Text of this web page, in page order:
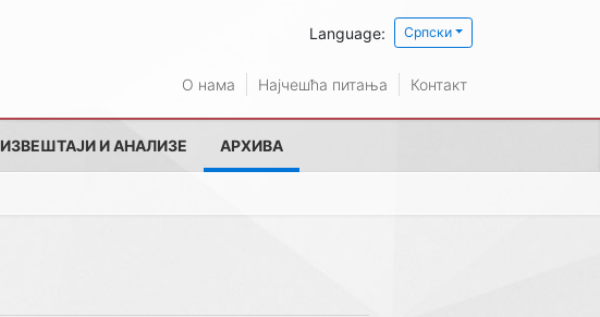
Language: Српски
О нама Најчешћа питања Контакт
ИЗВЕШТАЈИ И АНАЛИЗЕ АРХИВА